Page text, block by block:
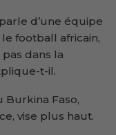
d’une équipe
football africain,
dans la
t-il.
Burkina Faso,
vise plus haut.